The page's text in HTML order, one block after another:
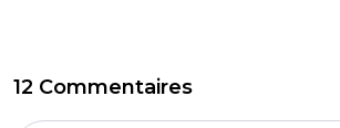
12 Commentaires